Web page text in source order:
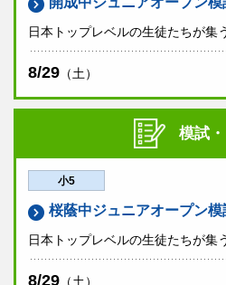
日本トップレベルの生徒たちが集
8/29 （土）
模試
小5
桜蔭中ジュニアオープン模
日本トップレベルの生徒たちが集
8/29 （土）